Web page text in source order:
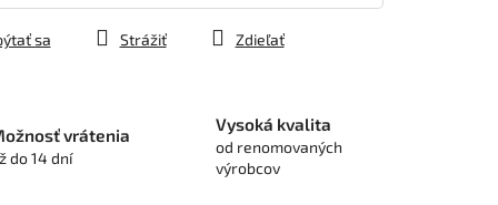
sa Strážiť Zdieľať
vrátenia
do 14 dní
Vysoká kvalita
od renomovaných
výrobcov